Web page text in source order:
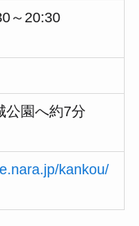
～20:30
公園へ約7分
kankou/